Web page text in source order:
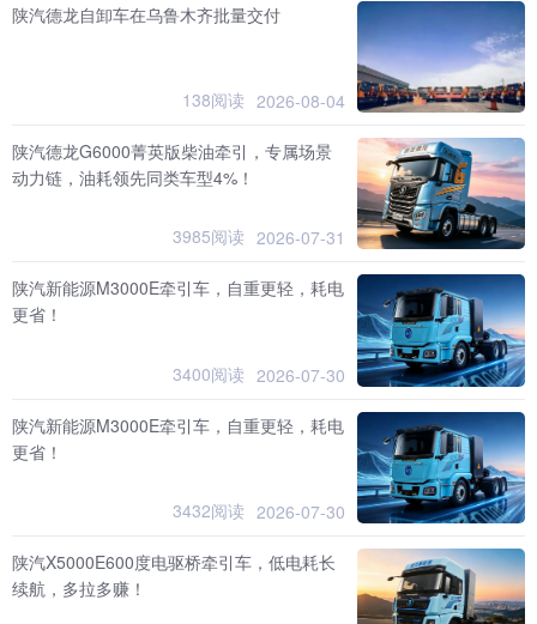
陕汽德龙自卸车在乌鲁木齐批量交付
138阅读 2026-08-04
陕汽德龙G6000菁英版柴油牵引，专属场景
动力链，油耗领先同类车型4%！
3985阅读 2026-07-31
陕汽新能源M3000E牵引车，自重更轻，耗电
更省！
3400阅读 2026-07-30
陕汽新能源M3000E牵引车，自重更轻，耗电
更省！
3432阅读 2026-07-30
陕汽X5000E600度电驱桥牵引车，低电耗长
续航，多拉多赚！